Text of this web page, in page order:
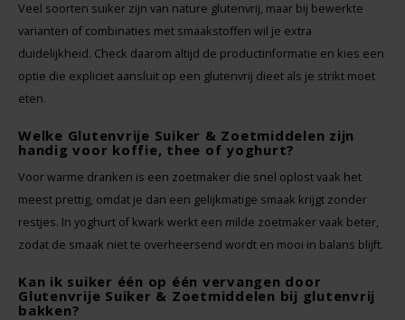
Veel soorten suiker zijn van nature glutenvrij, maar bij bewerkte
varianten of combinaties met smaakstoffen wil je extra
duidelijkheid. Check daarom altijd de productinformatie en kies een
optie die expliciet aansluit op een glutenvrij dieet als je strikt moet
eten.
Welke Glutenvrije Suiker & Zoetmiddelen zijn
handig voor koffie, thee of yoghurt?
Voor warme dranken is een zoetmaker die snel oplost vaak het
meest prettig, omdat je dan een gelijkmatige smaak krijgt zonder
restjes. In yoghurt of kwark werkt een milde zoetmaker vaak beter,
zodat de smaak niet te overheersend wordt en mooi in balans blijft.
Kan ik suiker één op één vervangen door
Glutenvrije Suiker & Zoetmiddelen bij glutenvrij
bakken?